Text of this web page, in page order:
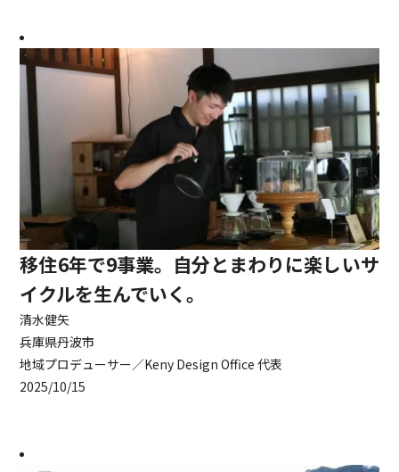
移住6年で9事業。自分とまわりに楽しいサ
イクルを生んでいく。
清水健矢
兵庫県丹波市
地域プロデューサー／Keny Design Office 代表
2025/10/15